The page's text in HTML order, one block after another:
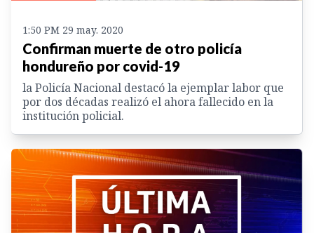
1:50 PM 29 may. 2020
Confirman muerte de otro policía
hondureño por covid-19
la Policía Nacional destacó la ejemplar labor que
por dos décadas realizó el ahora fallecido en la
institución policial.